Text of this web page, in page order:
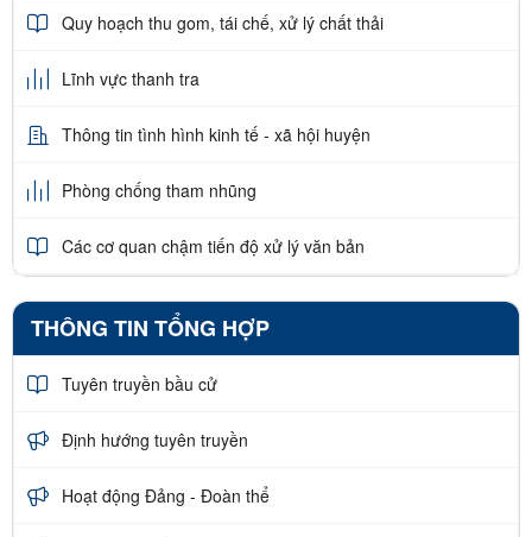
Quy hoạch thu gom, tái chế, xử lý chất thải
Lĩnh vực thanh tra
Thông tin tình hình kinh tế - xã hội huyện
Phòng chống tham nhũng
Các cơ quan chậm tiến độ xử lý văn bản
THÔNG TIN TỔNG HỢP
Tuyên truyền bầu cử
Định hướng tuyên truyền
Hoạt động Đảng - Đoàn thể